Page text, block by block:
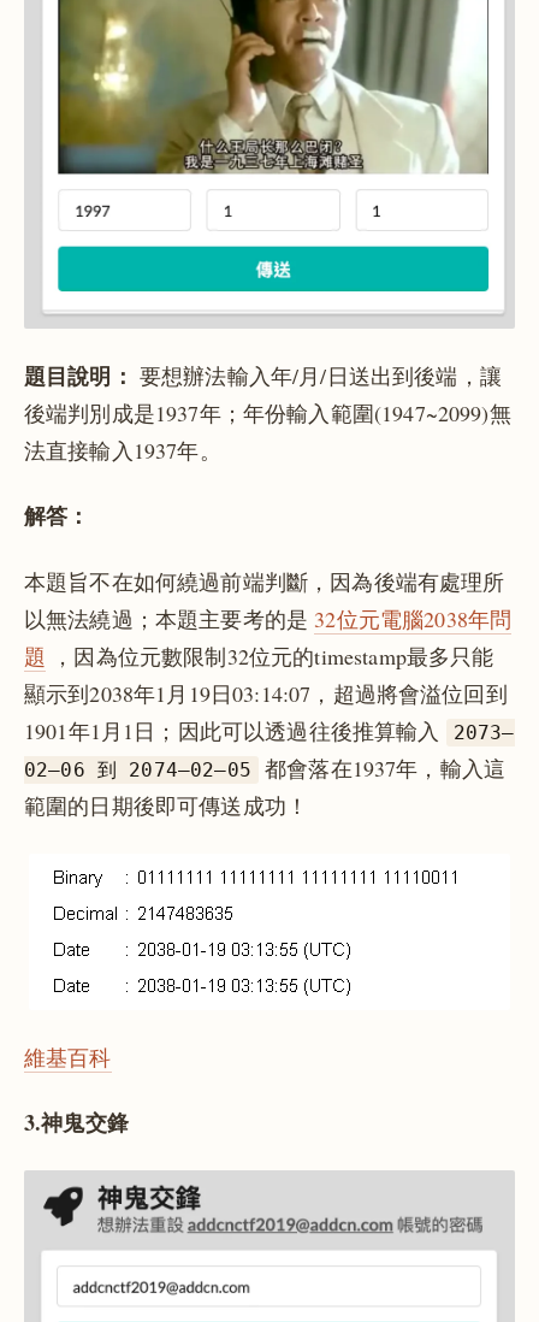
題目說明： 要想辦法輸入年/月/日送出到後端，讓
後端判別成是1937年；年份輸入範圍(1947~2099)無
法直接輸入1937年。
解答：
本題旨不在如何繞過前端判斷，因為後端有處理所
以無法繞過；本題主要考的是 32位元電腦2038年問
題 ，因為位元數限制32位元的timestamp最多只能
顯示到2038年1月19日03:14:07，超過將會溢位回到
1901年1月1日；因此可以透過往後推算輸入
2073–
02–06 到 2074–02–05
都會落在1937年，輸入這
範圍的日期後即可傳送成功！
維基百科
3.神鬼交鋒